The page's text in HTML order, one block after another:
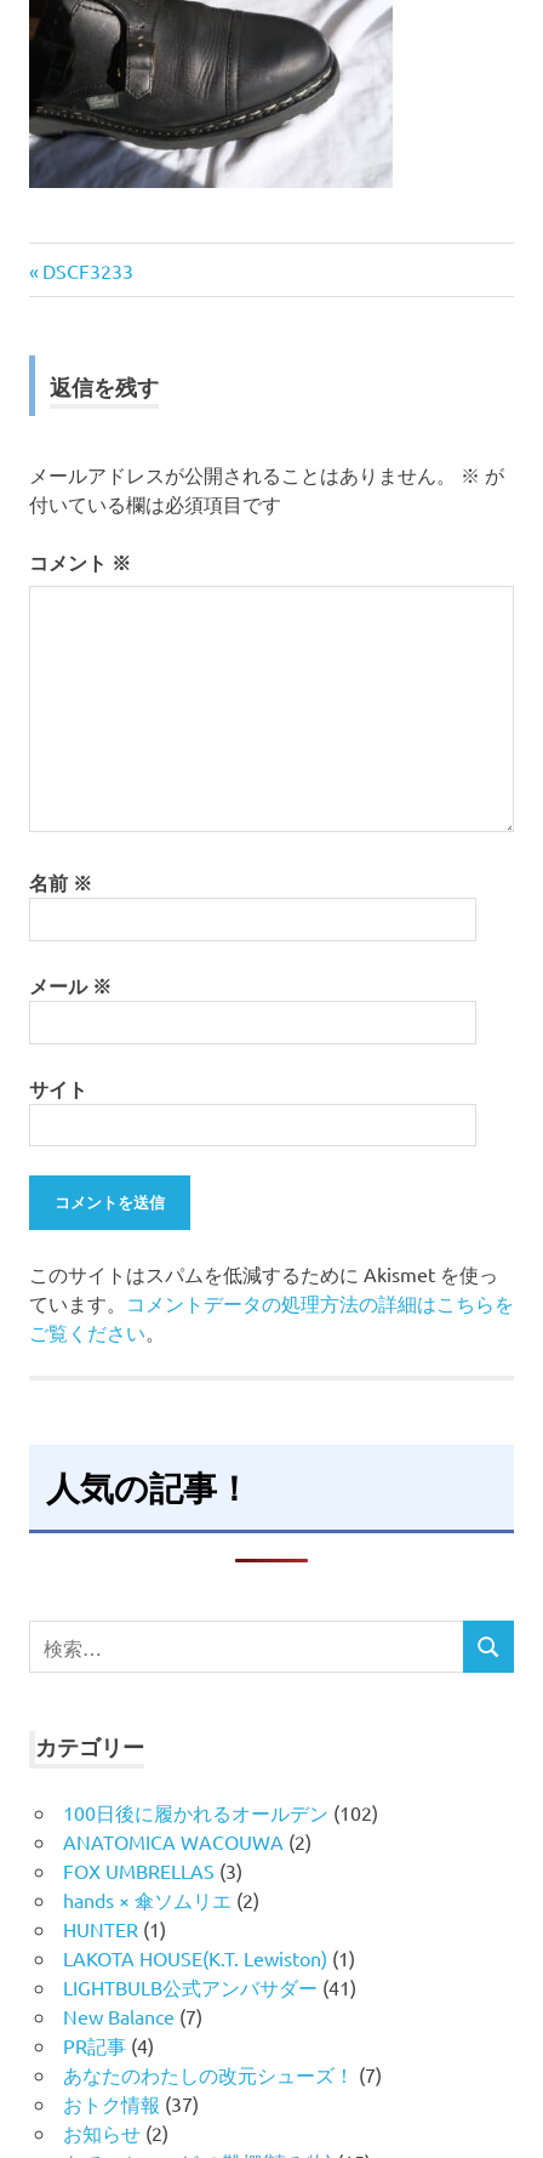
投
ナ
ゲ
シ
前
の
DSCF3233
返信を残す
メールアドレスが公開されることはありません。 ※ が
付いている欄は必須項目です
コメント ※
名前 ※
メール ※
サイト
このサイトはスパムを低減するために Akismet を使っ
ています。 コメントデータの処理方法の詳細はこちらを
ご覧ください。
人気の記事！
検
索
検
カテゴリー
100日後に履かれるオールデン (102)
ANATOMICA WACOUWA (2)
FOX UMBRELLAS (3)
hands × 傘ソムリエ (2)
HUNTER (1)
LAKOTA HOUSE(K.T. Lewiston) (1)
LIGHTBULB公式アンバサダー (41)
New Balance (7)
PR記事(4)
あなたのわたしの改元シューズ！ (7)
おトク情報 (37)
お知らせ(2)